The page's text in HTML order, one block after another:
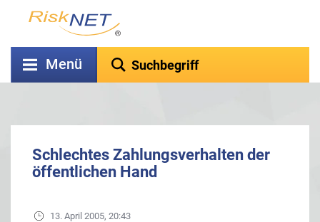
Menü
Schlechtes Zahlungsverhalten der
öffentlichen Hand
13. April 2005, 20:43